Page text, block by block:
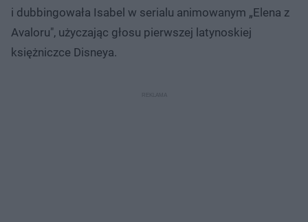
i dubbingowała Isabel w serialu animowanym „Elena z
Avaloru", użyczając głosu pierwszej latynoskiej
księżniczce Disneya.